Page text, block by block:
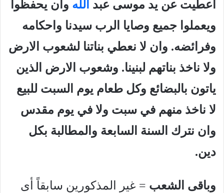
اعطيت عن يد موسى عبد الله وان يحفظوا
ويعملوا جميع وصايا الرب سيدنا واحكامه
وفرائضه. وان لا نعطي بناتنا لشعوب الارض
ولا ناخذ بناتهم لبنينا. وشعوب الارض الذين
ياتون بالبضائع وكل طعام يوم السبت للبيع
لا ناخذ منهم في سبت ولا في يوم مقدس
وان نترك السنة السابعة والمطالبة بكل
دين.
وباقى الشعب = غير المذكورين سابقاً أى